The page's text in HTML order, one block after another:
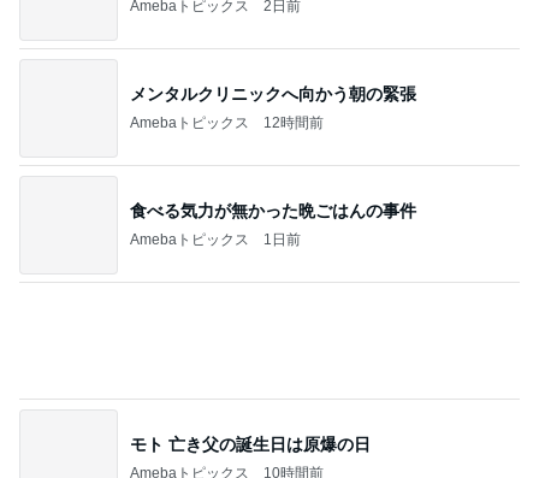
メンタルクリニックへ向かう朝の緊張
Amebaトピックス 12時間前
食べる気力が無かった晩ごはんの事件
Amebaトピックス 1日前
モト 亡き父の誕生日は原爆の日
Amebaトピックス 10時間前